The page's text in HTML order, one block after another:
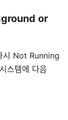
or
시 Not Running
스템에 다음